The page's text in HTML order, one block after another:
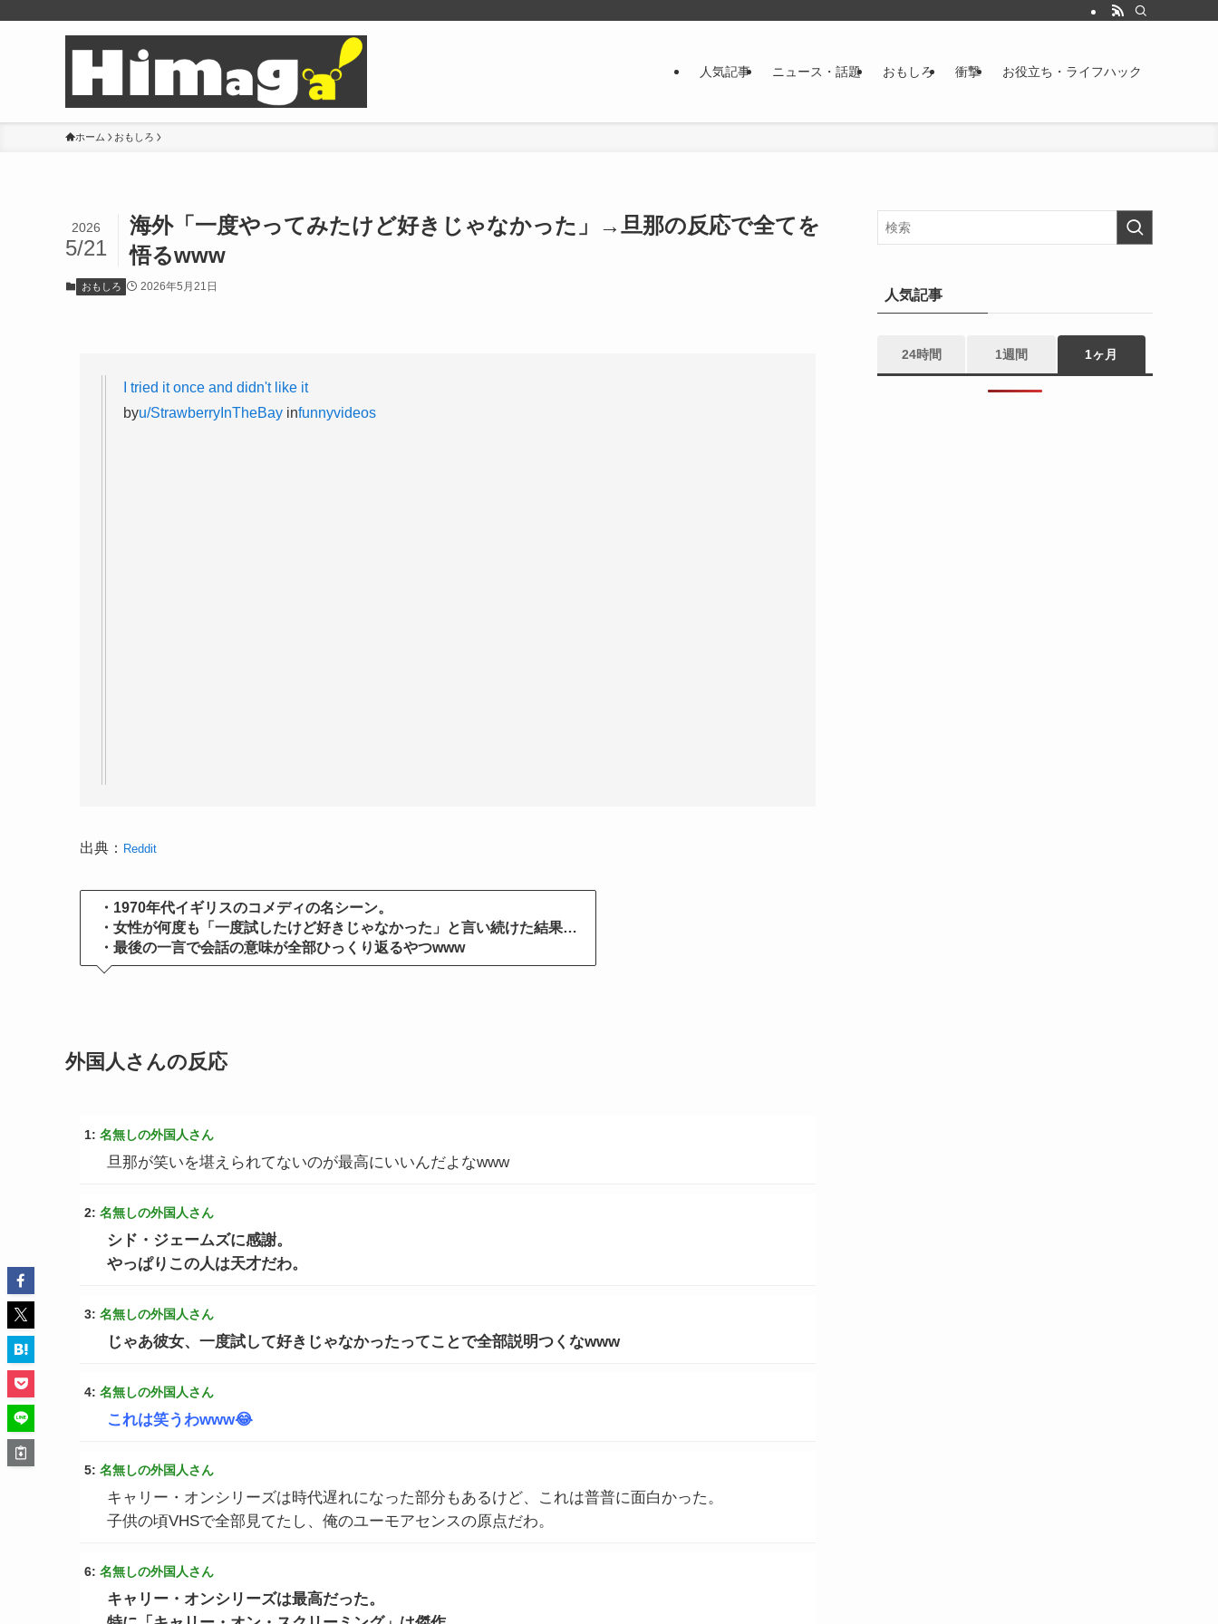
人気記事 ニュース・話題 おもしろ 衝撃 お役立ち・ライフハック
ホーム おもしろ
海外「一度やってみたけど好きじゃなかった」→旦那の反応で全てを
悟るwww
2026
5/21
おもしろ 2026年5月21日
I tried it once and didn't like it
byu/StrawberryInTheBay infunnyvideos
出典： Reddit
・1970年代イギリスのコメディの名シーン。
・女性が何度も「一度試したけど好きじゃなかった」と言い続けた結果…
・最後の一言で会話の意味が全部ひっくり返るやつwww
外国人さんの反応
1: 名無しの外国人さん
旦那が笑いを堪えられてないのが最高にいいんだよなwww
2: 名無しの外国人さん
シド・ジェームズに感謝。
やっぱりこの人は天才だわ。
3: 名無しの外国人さん
じゃあ彼女、一度試して好きじゃなかったってことで全部説明つくなwww
4: 名無しの外国人さん
これは笑うわwww😂
5: 名無しの外国人さん
キャリー・オンシリーズは時代遅れになった部分もあるけど、これは普普に面白かった。
子供の頃VHSで全部見てたし、俺のユーモアセンスの原点だわ。
6: 名無しの外国人さん
キャリー・オンシリーズは最高だった。
人気記事
24時間 1週間 1ヶ月